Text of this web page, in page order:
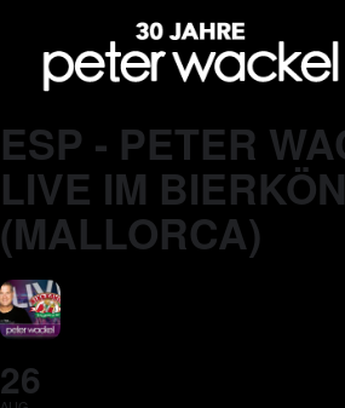
ESP - PETER
LIVE IM
(MALLORCA)
26